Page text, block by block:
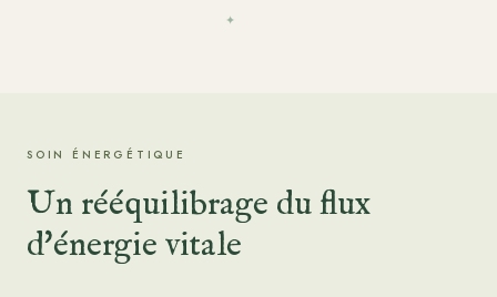
✦
SOIN ÉNERGÉTIQUE
Un rééquilibrage du flux
d'énergie vitale